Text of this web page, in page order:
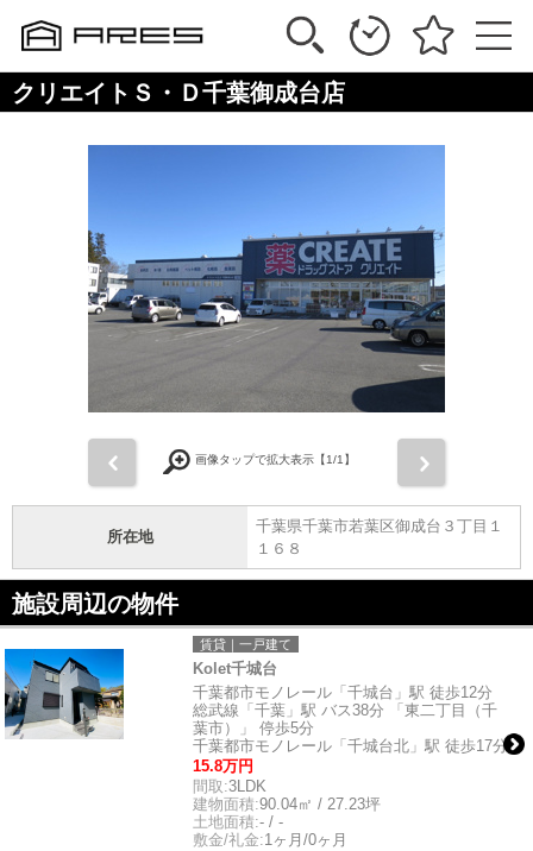
クリエイトＳ・Ｄ千葉御成台店
画像タップで拡大表示【1/1】
所在地
千葉県千葉市若葉区御成台３丁目１
１６８
施設周辺の物件
賃貸｜一戸建て
Kolet千城台
千葉都市モノレール「千城台」駅 徒歩12分
総武線「千葉」駅 バス38分 「東二丁目（千
葉市）」 停歩5分
千葉都市モノレール「千城台北」駅 徒歩17分
15.8万円
間取:3LDK
建物面積:90.04㎡ / 27.23坪
土地面積:- / -
敷金/礼金:1ヶ月/0ヶ月